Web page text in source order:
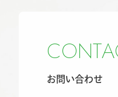
CONTA
お問い合わせ